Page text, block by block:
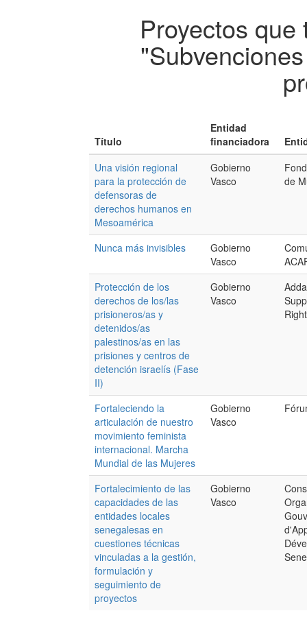
Proyectos
Título
Entidad
financiadora
Una visión regional
para la protección de
defensoras de
derechos humanos en
Mesoamérica
Gobierno
Vasco
de
Nunca más invisibles
Gobierno
Vasco
Protección de los
derechos de los/las
prisioneros/as y
detenidos/as
palestinos/as en las
prisiones y centros de
detención israelís (Fase
II)
Gobierno
Vasco
Fortaleciendo la
articulación de nuestro
movimiento feminista
internacional. Marcha
Mundial de las Mujeres
Gobierno
Vasco
Fortalecimiento de las
capacidades de las
entidades locales
senegalesas en
cuestiones técnicas
vinculadas a la gestión,
formulación y
seguimiento de
proyectos
Gobierno
Vasco